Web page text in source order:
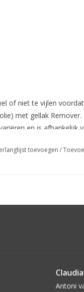
of niet te vijlen
met gellak
en is afhankelijk
toevoegen /
Antoni